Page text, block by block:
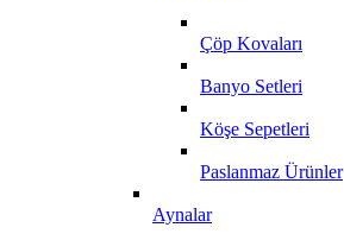
Çöp Kovaları
Banyo Setleri
Köşe Sepetleri
Paslanmaz Ürünler
Aynalar